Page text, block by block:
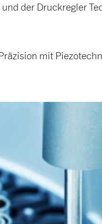
der Druckregler
mit